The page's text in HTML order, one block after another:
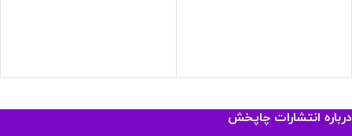
درباره انتشارات چاپخش